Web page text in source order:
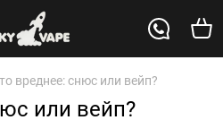
вреднее: снюс или вейп?
или вейп?